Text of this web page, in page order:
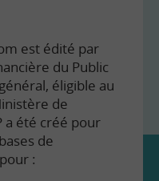
est édité par
du Public
éligible au
de
a été créé pour
de
: